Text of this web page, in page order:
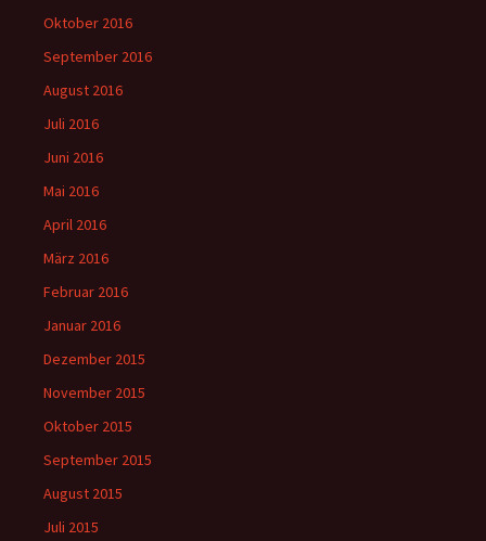
Oktober 2016
September 2016
August 2016
Juli 2016
Juni 2016
Mai 2016
April 2016
März 2016
Februar 2016
Januar 2016
Dezember 2015
November 2015
Oktober 2015
September 2015
August 2015
Juli 2015